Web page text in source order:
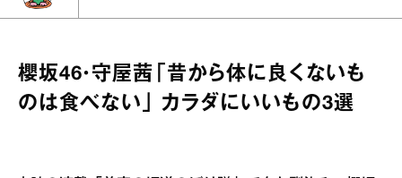
櫻坂46・守屋茜「昔から体に良くないも
のは食べない」 カラダにいいもの3選